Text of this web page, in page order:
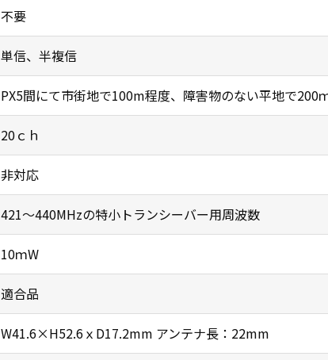
不要
単信、半複信
PX5間にて市街地で100m程度、障害物のない平地で200
20ｃｈ
非対応
421〜440MHzの特小トランシーバー用周波数
10ｍW
適合品
W41.6×H52.6ｘD17.2mm アンテナ長：22mm